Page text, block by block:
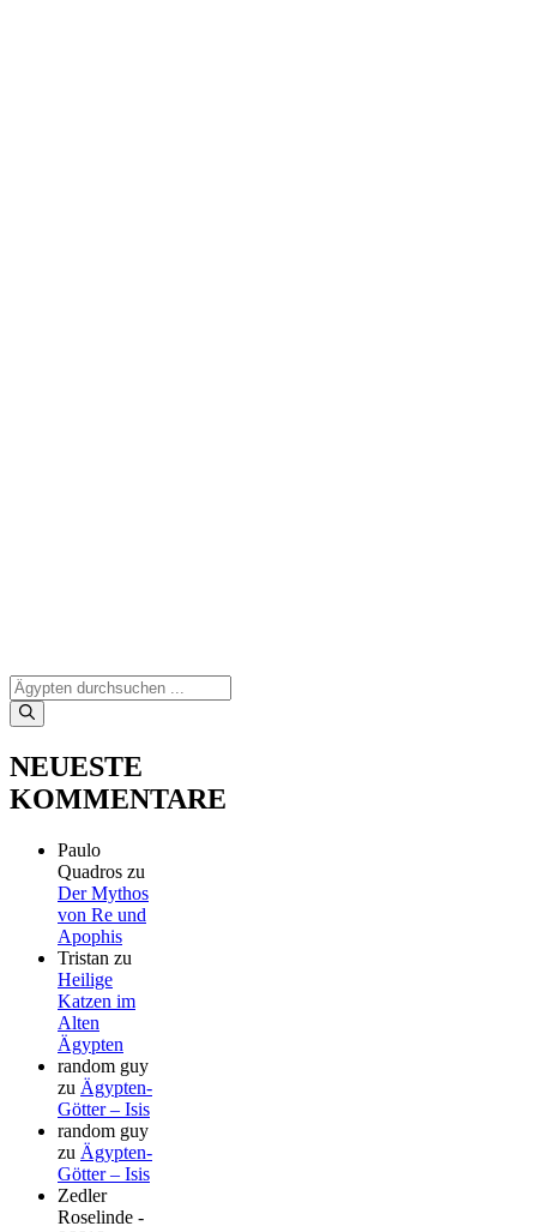
Suchen
nach:
NEUESTE
KOMMENTARE
Paulo
Quadros zu
Der Mythos
von Re und
Apophis
Tristan zu
Heilige
Katzen im
Alten
Ägypten
random guy
zu Ägypten-
Götter – Isis
random guy
zu Ägypten-
Götter – Isis
Zedler
Roselinde -